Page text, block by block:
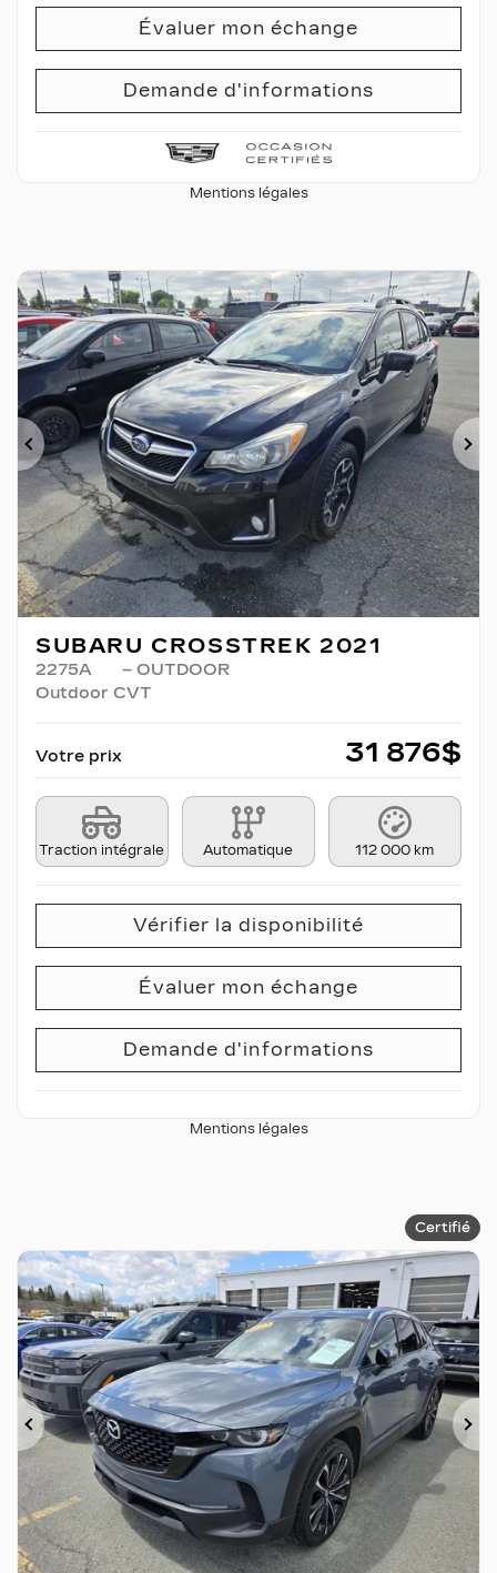
Évaluer mon échange
Demande d'informations
Mentions légales
Précédent
SUBARU CROSSTREK 2021
2275A
– OUTDOOR
Outdoor CVT
Votre prix 31 876$
Traction intégrale Automatique 112 000 km
Vérifier la disponibilité
Évaluer mon échange
Demande d'informations
Mentions légales
Certifié
Précédent